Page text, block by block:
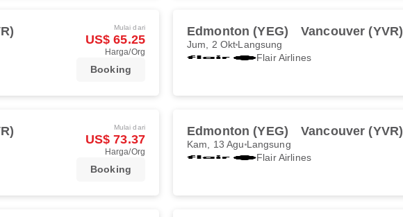
Mulai dari
US$ 65.25
Harga/Org
Booking
Edmonton (YEG) Vancouver (YVR)
Jum, 2 Okt Langsung
Flair Airlines
Mulai dari
US$ 73.37
Harga/Org
Booking
Edmonton (YEG) Vancouver (YVR)
Kam, 13 Agu Langsung
Flair Airlines